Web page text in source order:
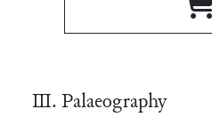
Ⅲ. Palaeography